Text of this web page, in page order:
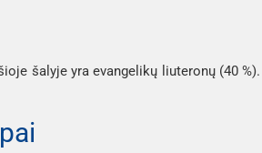
šalyje yra evangelikų liuteronų (40